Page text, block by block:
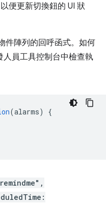
便更新切換鈕的 UI 狀
件陣列的回呼函式。如何
人員工具控制台中檢查執
(alarms)
{